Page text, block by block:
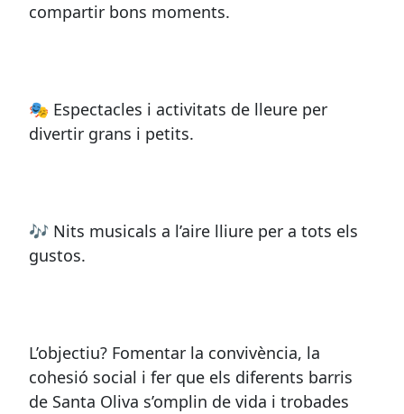
compartir bons moments.
🎭 Espectacles i activitats de lleure per
divertir grans i petits.
🎶 Nits musicals a l’aire lliure per a tots els
gustos.
L’objectiu? Fomentar la convivència, la
cohesió social i fer que els diferents barris
de Santa Oliva s’omplin de vida i trobades